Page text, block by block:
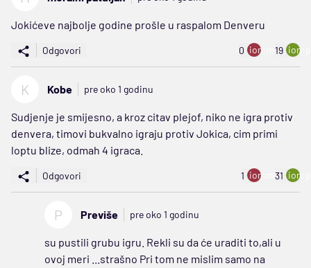
Jokićeve najbolje godine prošle u raspalom Denveru
Odgovori 0 ion:minus
19
K Kobe pre oko 1 godinu
Sudjenje je smijesno, a kroz citav plejof, niko ne igra protiv
denvera, timovi bukvalno igraju protiv Jokica, cim primi
loptu blize, odmah 4 igraca.
Odgovori 1 ion:minus
31
P Previše pre oko 1 godinu
su pustili grubu igru. Rekli su da će uraditi to,ali u
ovoj meri ...strašno Pri tom ne mislim samo na